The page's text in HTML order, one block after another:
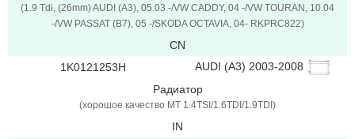
(1.9 Tdi, (26mm) AUDI (A3), 05.03 -/VW CADDY, 04 -/VW TOURAN, 10.04
-/VW PASSAT (B7), 05 -/SKODA OCTAVIA, 04- RKPRC822)
CN
1K0121253H
AUDI (A3) 2003-2008
Радиатор
(хорошое качество MT 1.4TSI/1.6TDI/1.9TDI)
IN